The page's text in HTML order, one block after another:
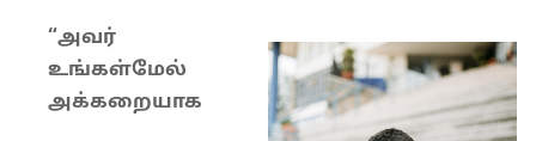
“அவர்
உங்கள்மேல்
அக்கறையாக